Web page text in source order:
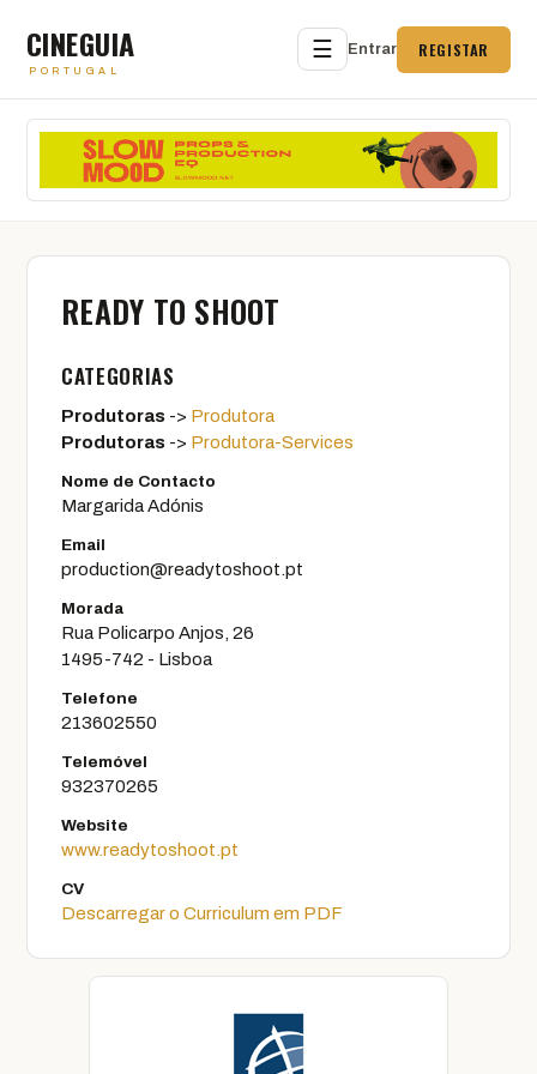
CINEGUIA
PORTUGAL
☰ Entrar REGISTAR
READY TO SHOOT
CATEGORIAS
Produtoras -> Produtora
Produtoras -> Produtora-Services
Nome de Contacto
Margarida Adónis
Email
production@readytoshoot.pt
Morada
Rua Policarpo Anjos, 26
1495-742 - Lisboa
Telefone
213602550
Telemóvel
932370265
Website
www.readytoshoot.pt
CV
Descarregar o Curriculum em PDF